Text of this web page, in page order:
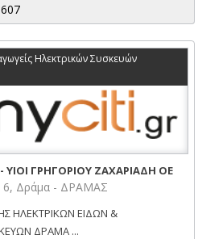
Ηλεκτρικών Συσκευών
- ΥΙΟΙ ΓΡΗΓΟΡΙΟΥ ΖΑΧΑΡΙΑΔΗ ΟΕ
6, Δράμα - ΔΡΑΜΑΣ
ΗΛΕΚΤΡΙΚΩΝ ΕΙΔΩΝ &
ΔΡΑΜΑ ...